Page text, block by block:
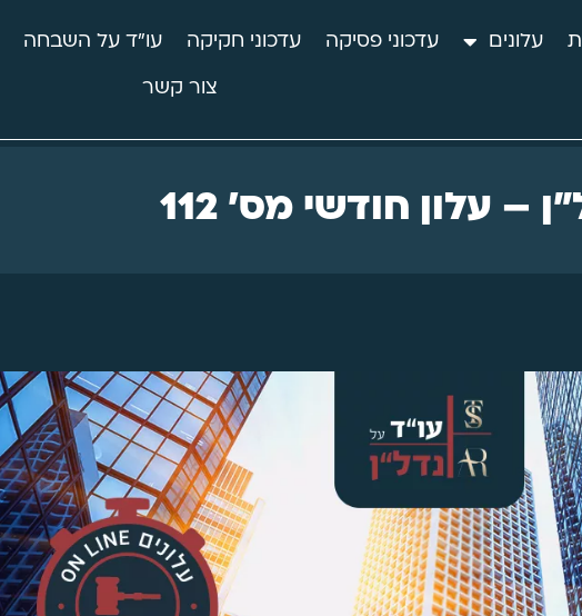
עלונים עדכוני פסיקה עדכוני חקיקה עו"ד על השבחה
צור קשר
– עלון חודשי מס' 112